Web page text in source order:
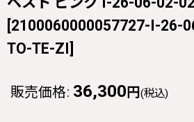
[2100060000057727-I-26-
TO-TE-ZI]
販売価格: 36,300 円 (税込)